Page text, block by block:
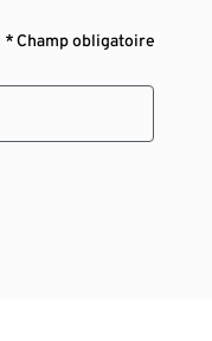
* Champ obligatoire